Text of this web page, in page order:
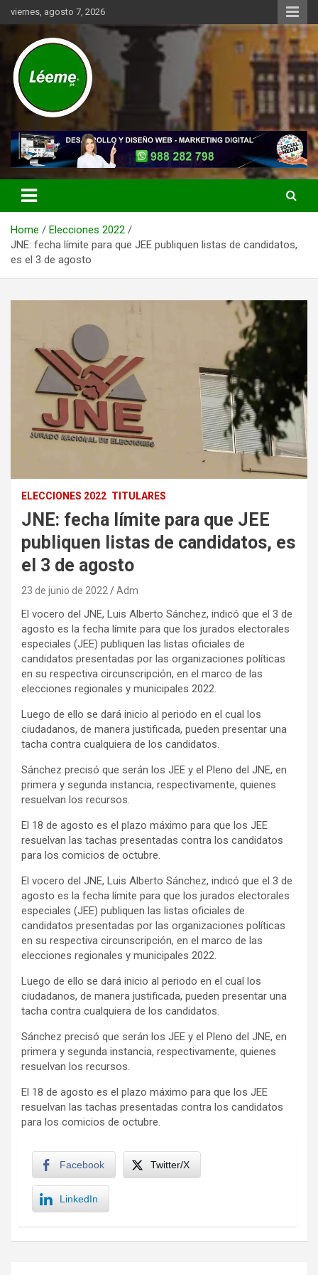
Skip
to
viernes, agosto 7, 2026
Léeme.pe
Noticias de actualidad del mundo distrital, vecinal, municipal y de
negocios a nivel de Lima Metropolitana, sin descuidar las noticias
de alcance nacional.
Home
Elecciones 2022
JNE: fecha límite para que JEE publiquen listas de candidatos,
es el 3 de agosto
ELECCIONES 2022 TITULARES
JNE: fecha límite para que JEE
publiquen listas de candidatos, es
el 3 de agosto
23 de junio de 2022 Adm
El vocero del JNE, Luis Alberto Sánchez, indicó que el 3 de
agosto es la fecha límite para que los jurados electorales
especiales (JEE) publiquen las listas oficiales de
candidatos presentadas por las organizaciones políticas
en su respectiva circunscripción, en el marco de las
elecciones regionales y municipales 2022.
Luego de ello se dará inicio al periodo en el cual los
ciudadanos, de manera justificada, pueden presentar una
tacha contra cualquiera de los candidatos.
Sánchez precisó que serán los JEE y el Pleno del JNE, en
primera y segunda instancia, respectivamente, quienes
resuelvan los recursos.
El 18 de agosto es el plazo máximo para que los JEE
resuelvan las tachas presentadas contra los candidatos
para los comicios de octubre.
El vocero del JNE, Luis Alberto Sánchez, indicó que el 3 de
agosto es la fecha límite para que los jurados electorales
especiales (JEE) publiquen las listas oficiales de
candidatos presentadas por las organizaciones políticas
en su respectiva circunscripción, en el marco de las
elecciones regionales y municipales 2022.
Luego de ello se dará inicio al periodo en el cual los
ciudadanos, de manera justificada, pueden presentar una
tacha contra cualquiera de los candidatos.
Sánchez precisó que serán los JEE y el Pleno del JNE, en
primera y segunda instancia, respectivamente, quienes
resuelvan los recursos.
El 18 de agosto es el plazo máximo para que los JEE
resuelvan las tachas presentadas contra los candidatos
para los comicios de octubre.
Facebook Twitter/X
LinkedIn